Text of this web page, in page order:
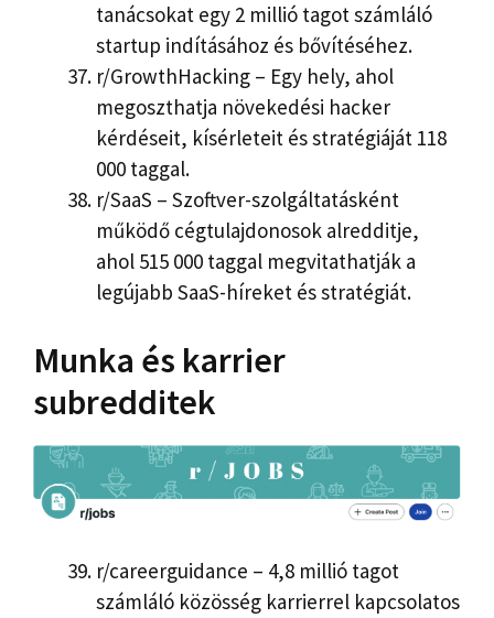
tanácsokat egy 2 millió tagot számláló
startup indításához és bővítéséhez.
r/GrowthHacking – Egy hely, ahol
megoszthatja növekedési hacker
kérdéseit, kísérleteit és stratégiáját 118
000 taggal.
r/SaaS – Szoftver-szolgáltatásként
működő cégtulajdonosok alredditje,
ahol 515 000 taggal megvitathatják a
legújabb SaaS-híreket és stratégiát.
Munka és karrier
subredditek
r/careerguidance – 4,8 millió tagot
számláló közösség karrierrel kapcsolatos